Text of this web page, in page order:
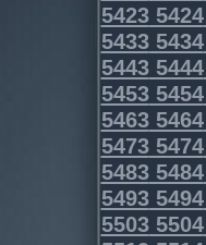
54235424
54335434
54435444
54535454
54635464
54735474
54835484
54935494
55035504